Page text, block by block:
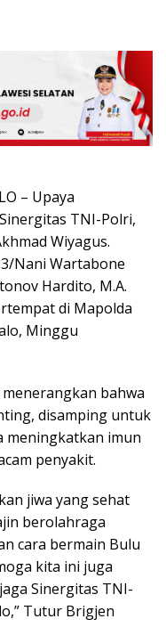
– Upaya
TNI-Polri,
Wiyagus.
Nani Wartabone
Hardito, M.A.
di Mapolda
Minggu
bahwa
disamping untuk
meningkatkan imun
penyakit.
jiwa yang sehat
berolahraga
cara bermain Bulu
kita ini juga
Sinergitas TNI-
Tutur Brigjen